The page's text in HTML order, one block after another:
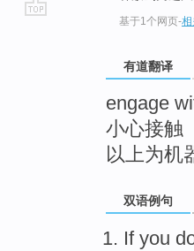
基于1个网页-
有道翻译
engage
小心接触
以上为机
双语例句
If you